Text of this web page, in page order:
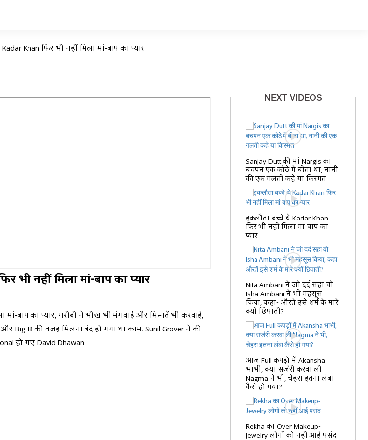
Khan फिर भी नहीं मिला मां-बाप का प्यार
भी नहीं मिला मां-बाप का प्यार
मां-बाप का प्यार, गरीबी ने भीख भी मंगवाई और मिन्नतें भी करवाई,
Big B की वजह मिलना बंद हो गया था काम, Sunil Grover ने की
हो गए David Dhawan
#bollywood
NEXT VIDEOS
Sanjay Dutt की मां Nargis का
बचपन एक कोठे में बीता था, नानी
की एक गलती कहे या किस्मत
इकलौता बच्चे थे Kadar Khan
फिर भी नहीं मिला मां-बाप का
प्यार
Nita Ambani ने जो दर्द सहा वो
Isha Ambani ने भी महसूस
किया, कहा- औरतें इसे शर्म के मारे
क्यों छिपाती?
आज Full कपड़ों में Akansha
भाभी, क्या सर्जरी करवा ली
Nagma ने भी, चेहरा इतना लंबा
कैसे हो गया?
Rekha का Over Makeup-
Jewelry लोगों को नहीं आई पसंद